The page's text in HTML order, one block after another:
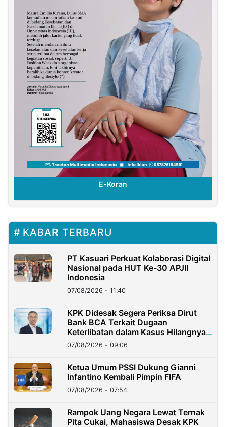
E-Koran
KABAR TERBARU
PT Kasuari Perkuat Kolaborasi Digital
Nasional pada HUT Ke-30 APJII
Indonesia
07/08/2026 - 11:40
KPK Didesak Segera Periksa Dirut
Bank BCA Terkait Dugaan
Keterlibatan dalam Kasus Hilangnya
Dana Nasabah Rp2,58 Miliar
07/08/2026 - 09:06
Ketua Umum PSSI Dukung Gianni
Infantino Kembali Pimpin FIFA
07/08/2026 - 07:54
Rampok Uang Negara Lewat Ternak
Pita Cukai, Mahasiswa Desak KPK